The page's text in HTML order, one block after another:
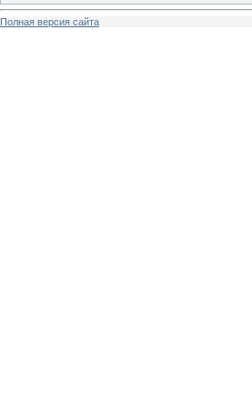
Полная версия сайта